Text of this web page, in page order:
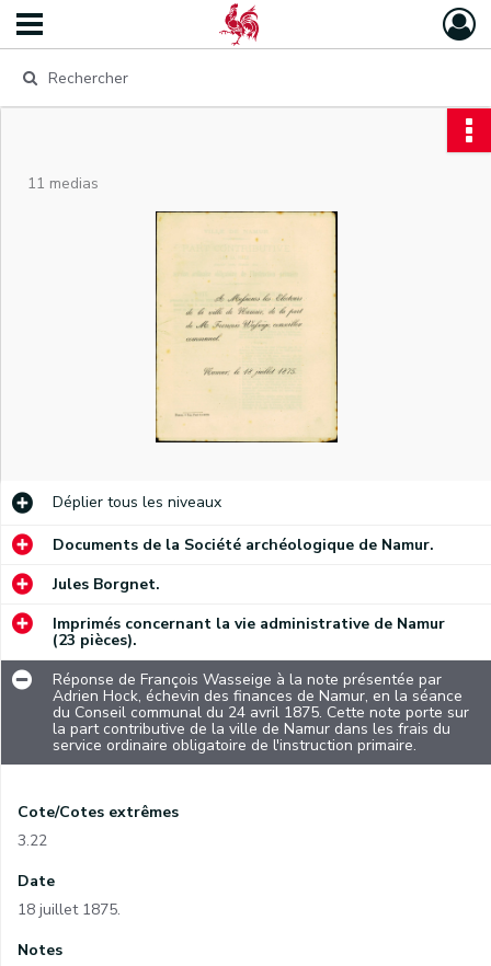
11 medias
Déplier tous les niveaux
Documents de la Société archéologique de Namur.
Jules Borgnet.
Imprimés concernant la vie administrative de Namur
(23 pièces).
Réponse de François Wasseige à la note présentée par
Adrien Hock, échevin des finances de Namur, en la séance
du Conseil communal du 24 avril 1875. Cette note porte sur
la part contributive de la ville de Namur dans les frais du
service ordinaire obligatoire de l'instruction primaire.
Cote/Cotes extrêmes
3.22
Date
18 juillet 1875.
Notes